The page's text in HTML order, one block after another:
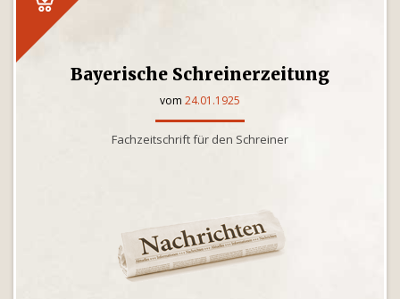
Bayerische Schreinerzeitung
vom 24.01.1925
Fachzeitschrift für den Schreiner